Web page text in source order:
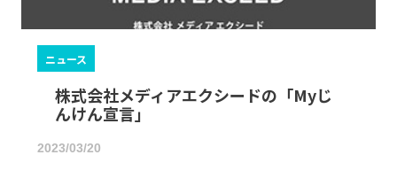
ニュース
株式会社メディアエクシードの「Myじ
んけん宣言」
2023/03/20